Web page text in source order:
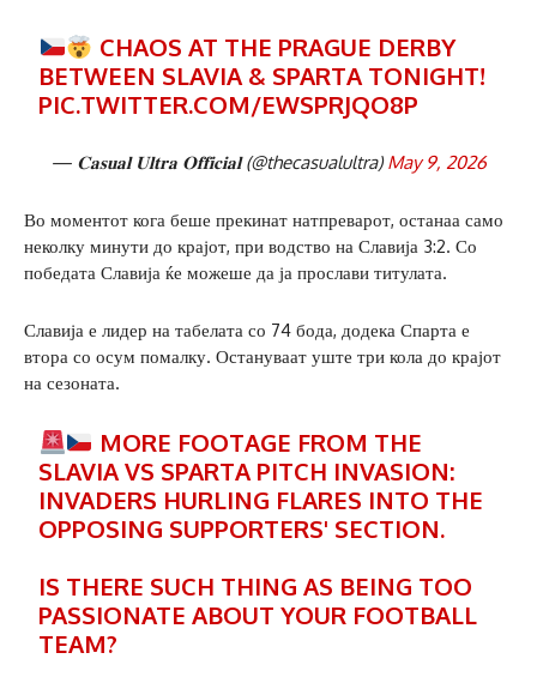
CHAOS AT THE PRAGUE DERBY
BETWEEN SLAVIA & SPARTA TONIGHT!
PIC.TWITTER.COM/EWSPRJQO8P
— 𝐂𝐚𝐬𝐮𝐚𝐥 𝐔𝐥𝐭𝐫𝐚 𝐎𝐟𝐟𝐢𝐜𝐢𝐚𝐥 (@thecasualultra)May 9, 2026
Во моментот кога беше прекинат натпреварот, останаа само
неколку минути до крајот, при водство на Славија 3:2. Со
победата Славија ќе можеше да ја прослави титулата.
Славија е лидер на табелата со 74 бода, додека Спарта е
втора со осум помалку. Остануваат уште три кола до крајот
на сезоната.
MORE FOOTAGE FROM THE
SLAVIA VS SPARTA PITCH INVASION:
INVADERS HURLING FLARES INTO THE
OPPOSING SUPPORTERS' SECTION.
IS THERE SUCH THING AS BEING TOO
PASSIONATE ABOUT YOUR FOOTBALL
TEAM?